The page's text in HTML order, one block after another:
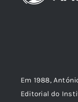
Em 1988,
Editorial do